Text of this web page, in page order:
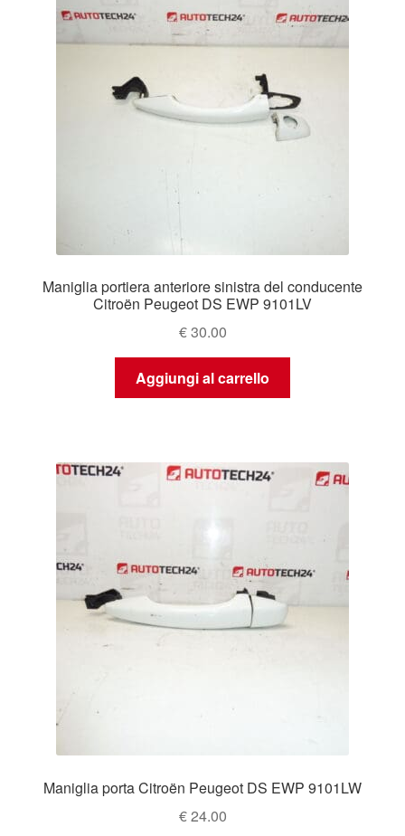
Maniglia portiera anteriore sinistra del conducente
Citroën Peugeot DS EWP 9101LV
€30.00
Aggiungi al carrello
Maniglia porta Citroën Peugeot DS EWP 9101LW
€24.00